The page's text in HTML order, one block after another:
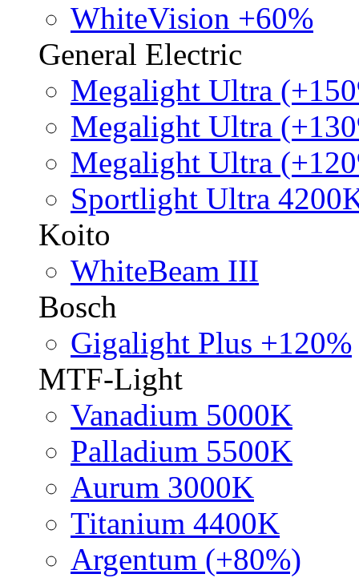
WhiteVision +60%
General Electric
Megalight Ultra
Megalight Ultra
Megalight Ultra
Sportlight Ultra
Koito
WhiteBeam III
Bosch
Gigalight Plus +120%
MTF-Light
Vanadium 5000K
Palladium 5500K
Aurum 3000K
Titanium 4400K
Argentum (+80%)